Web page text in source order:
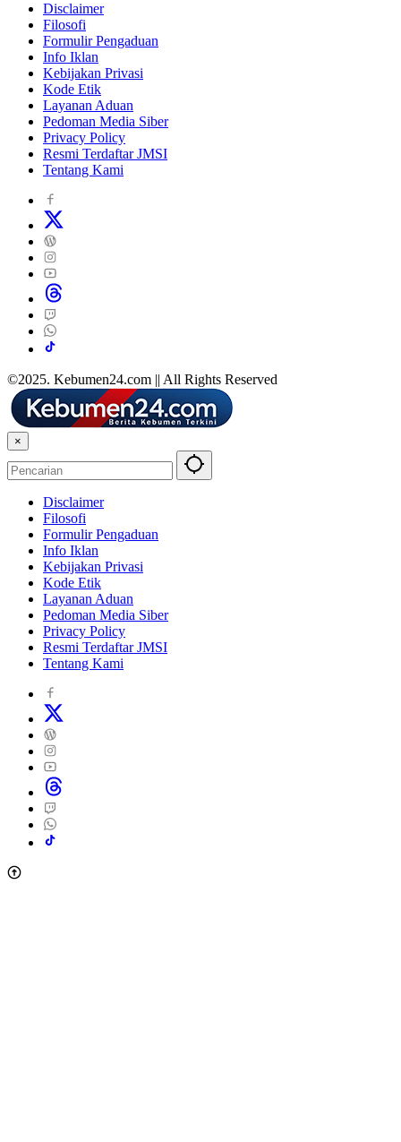
Disclaimer
Filosofi
Formulir Pengaduan
Info Iklan
Kebijakan Privasi
Kode Etik
Layanan Aduan
Pedoman Media Siber
Privacy Policy
Resmi Terdaftar JMSI
Tentang Kami
©2025. Kebumen24.com || All Rights Reserved
×
Disclaimer
Filosofi
Formulir Pengaduan
Info Iklan
Kebijakan Privasi
Kode Etik
Layanan Aduan
Pedoman Media Siber
Privacy Policy
Resmi Terdaftar JMSI
Tentang Kami